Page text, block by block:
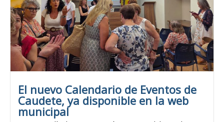
El nuevo Calendario de Eventos de
Caudete, ya disponible en la web
municipal